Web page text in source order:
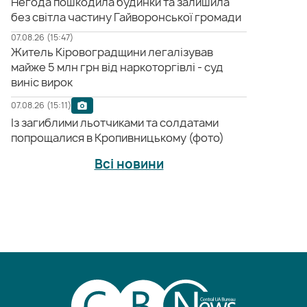
без світла частину Гайворонської громади
07.08.26 (15:47)
Житель Кіровоградщини легалізував
майже 5 млн грн від наркоторгівлі - суд
виніс вирок
07.08.26 (15:11)
Із загиблими льотчиками та солдатами
попрощалися в Кропивницькому (фото)
Всі новини